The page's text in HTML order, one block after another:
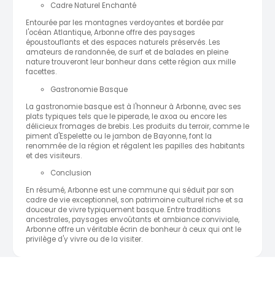
Cadre Naturel Enchanté
Entourée par les montagnes verdoyantes et bordée par
l'océan Atlantique, Arbonne offre des paysages
époustouflants et des espaces naturels préservés. Les
amateurs de randonnée, de surf et de balades en pleine
nature trouveront leur bonheur dans cette région aux mille
facettes.
Gastronomie Basque
La gastronomie basque est à l'honneur à Arbonne, avec ses
plats typiques tels que le piperade, le axoa ou encore les
délicieux fromages de brebis. Les produits du terroir, comme le
piment d'Espelette ou le jambon de Bayonne, font la
renommée de la région et régalent les papilles des habitants
et des visiteurs.
Conclusion
En résumé, Arbonne est une commune qui séduit par son
cadre de vie exceptionnel, son patrimoine culturel riche et sa
douceur de vivre typiquement basque. Entre traditions
ancestrales, paysages envoûtants et ambiance conviviale,
Arbonne offre un véritable écrin de bonheur à ceux qui ont le
privilège d'y vivre ou de la visiter.